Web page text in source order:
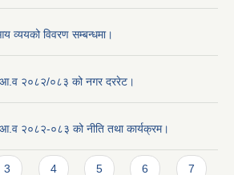
विवरण सम्बन्धमा।
आ.व २०८२/०८३ को नगर दररेट।
आ.व २०८२-०८३ को नीति तथा कार्यक्रम।
3 4 5 6 7